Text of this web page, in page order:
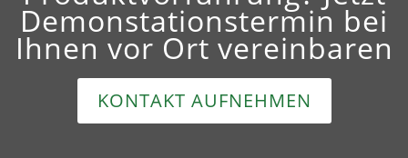
Demonstationstermin bei
Ihnen vor Ort vereinbaren
KONTAKT AUFNEHMEN